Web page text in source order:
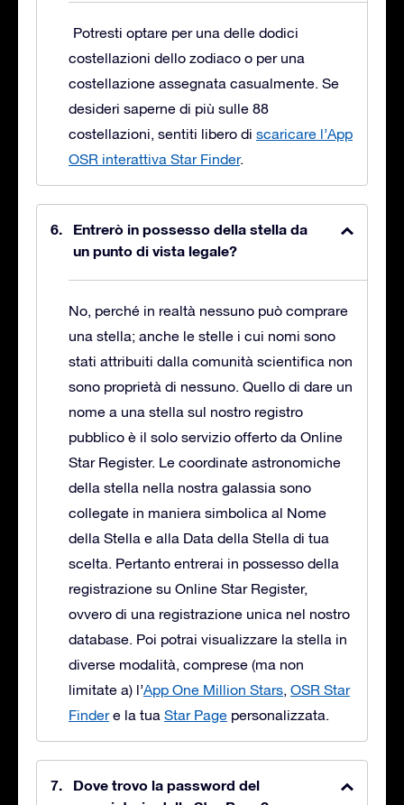
Potresti optare per una delle dodici
costellazioni dello zodiaco o per una
costellazione assegnata casualmente. Se
desideri saperne di più sulle 88
costellazioni, sentiti libero di scaricare l’App
OSR interattiva Star Finder.
Entrerò in possesso della stella da
un punto di vista legale?
No, perché in realtà nessuno può comprare
una stella; anche le stelle i cui nomi sono
stati attribuiti dalla comunità scientifica non
sono proprietà di nessuno. Quello di dare un
nome a una stella sul nostro registro
pubblico è il solo servizio offerto da Online
Star Register. Le coordinate astronomiche
della stella nella nostra galassia sono
collegate in maniera simbolica al Nome
della Stella e alla Data della Stella di tua
scelta. Pertanto entrerai in possesso della
registrazione su Online Star Register,
ovvero di una registrazione unica nel nostro
database. Poi potrai visualizzare la stella in
diverse modalità, comprese (ma non
limitate a) l’App One Million Stars, OSR Star
Findere la tua Star Page personalizzata.
Dove trovo la password del